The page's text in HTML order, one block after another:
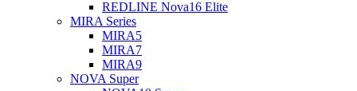
REDLINE Nova16 Elite
MIRA Series
MIRA5
MIRA7
MIRA9
NOVA Super